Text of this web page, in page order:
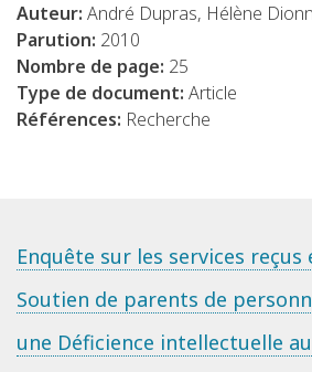
Auteur: André Dupras, Hélène
Parution: 2010
Nombre de page: 25
Type de document: Article
Références: Recherche
Enquête sur les services reçus
Soutien de parents de
une Déficience intellectuelle